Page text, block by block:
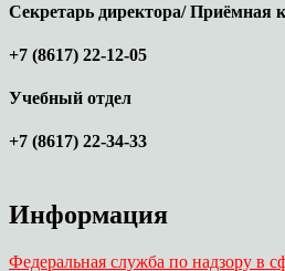
Секретарь директора/ Приёмная
+7 (8617) 22-12-05
Учебный отдел
+7 (8617) 22-34-33
Информация
Федеральная служба по надзору в